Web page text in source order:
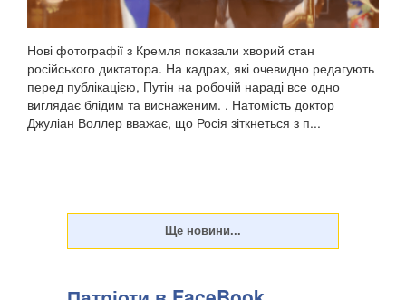
Нові фотографії з Кремля показали хворий стан
російського диктатора. На кадрах, які очевидно редагують
перед публікацією, Путін на робочій нараді все одно
виглядає блідим та виснаженим. . Натомість доктор
Джуліан Воллер вважає, що Росія зіткнеться з п...